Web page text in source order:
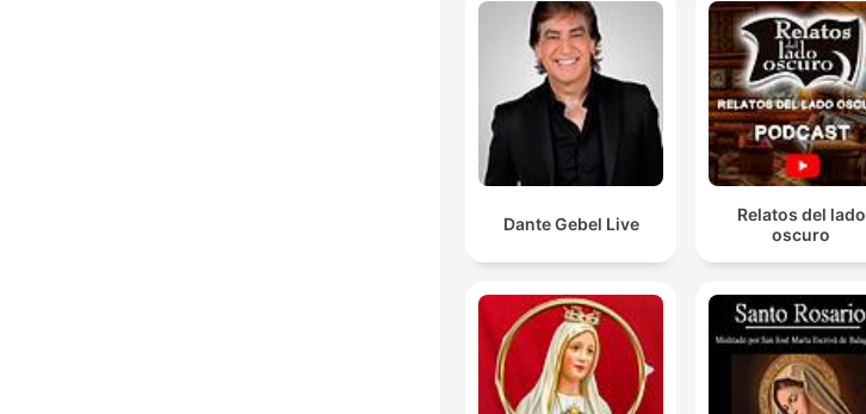
Dante Gebel Live
Relatos del lado
oscuro